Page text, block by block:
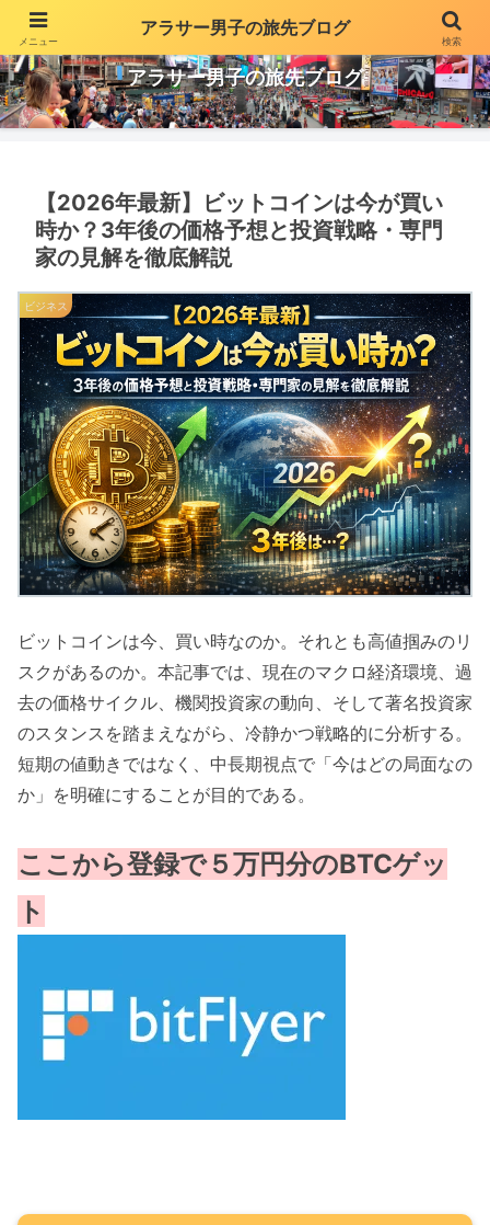
アラサー男子の旅先ブログ
【2026年最新】ビットコインは今が買い
時か？3年後の価格予想と投資戦略・専門
家の見解を徹底解説
ビジネス
ビットコインは今、買い時なのか。それとも高値掴みのリ
スクがあるのか。本記事では、現在のマクロ経済環境、過
去の価格サイクル、機関投資家の動向、そして著名投資家
のスタンスを踏まえながら、冷静かつ戦略的に分析する。
短期の値動きではなく、中長期視点で「今はどの局面なの
か」を明確にすることが目的である。
ここから登録で５万円分のBTCゲッ
ト
メニュー
アラサー男子の旅先ブログ
検索